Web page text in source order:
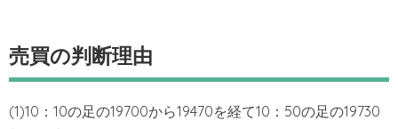
売買の判断理由
(1)10：10の足の19700から19470を経て10：50の足の19730